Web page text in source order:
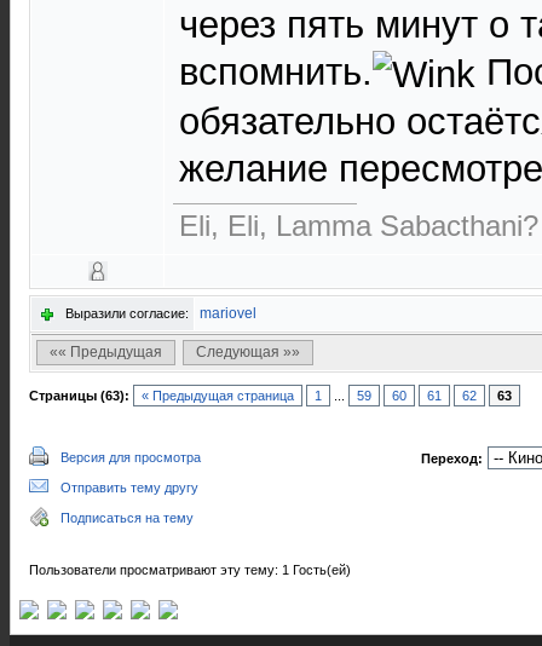
через пять минут о
вспомнить.
обязательно
желание
Eli, Eli, Lamma Sabacthani?
Выразили согласие: mariovel
«« Предыдущая Следующая »»
Страницы (63): « Предыдущая страница 1 59 60 61 62 63
Версия для просмотра
Отправить тему другу
Подписаться на тему
Переход:
Пользователи просматривают эту тему: 1 Гость(ей)